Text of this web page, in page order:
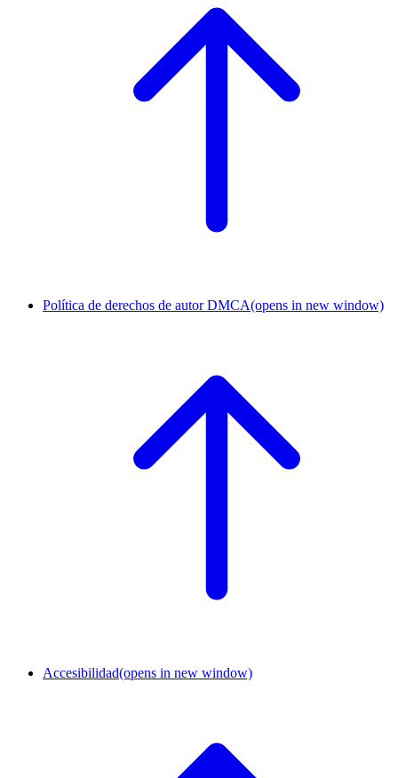
Política de derechos de autor DMCA(opens in new window)
Accesibilidad(opens in new window)